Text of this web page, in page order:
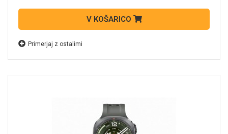
V KOŠARICO
Primerjaj z ostalimi